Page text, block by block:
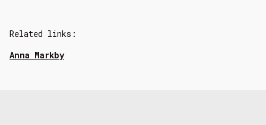
Related links:
Anna Markby